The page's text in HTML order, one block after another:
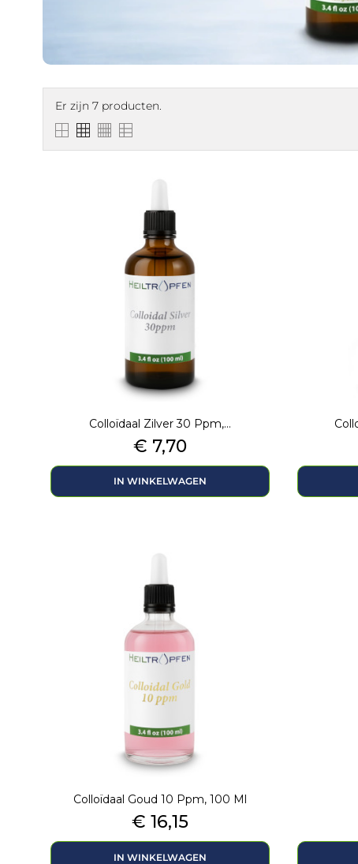
Er zijn 7 producten.
Colloïdaal Zilver 30 Ppm,...
Prijs
€ 7,70
IN WINKELWAGEN
Colloïdaal Goud 10 Ppm, 100 Ml
Prijs
€ 16,15
IN WINKELWAGEN